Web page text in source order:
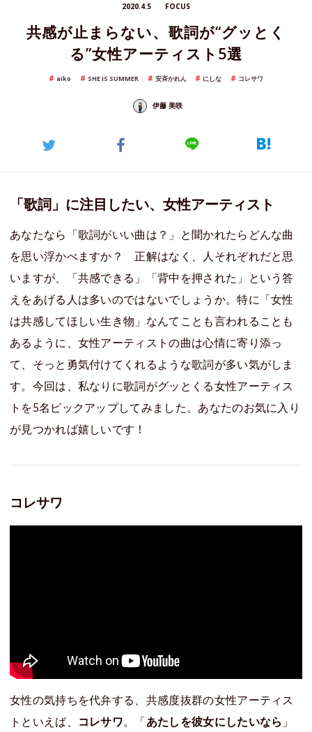
2020.4.5 FOCUS
共感が止まらない、歌詞が“グッとく
る”女性アーティスト5選
aiko SHE IS SUMMER 安斉かれん にしな コレサワ
伊藤 美咲
「歌詞」に注目したい、女性アーティスト
あなたなら「歌詞がいい曲は？」と聞かれたらどんな曲
を思い浮かべますか？ 正解はなく、人それぞれだと思
いますが、「共感できる」「背中を押された」という答
えをあげる人は多いのではないでしょうか。特に「女性
は共感してほしい生き物」なんてことも言われることも
あるように、女性アーティストの曲は心情に寄り添っ
て、そっと勇気付けてくれるような歌詞が多い気がしま
す。今回は、私なりに歌詞がグッとくる女性アーティス
トを5名ピックアップしてみました。あなたのお気に入り
が見つかれば嬉しいです！
コレサワ
女性の気持ちを代弁する、共感度抜群の女性アーティス
トといえば、 コレサワ。「あたしを彼女にしたいなら」